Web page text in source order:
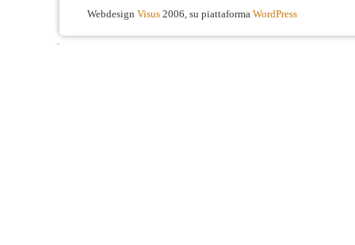
Webdesign Visus 2006, su piattaforma WordPress